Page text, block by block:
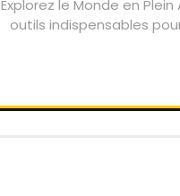
Explorez le Monde en
outils indispensables